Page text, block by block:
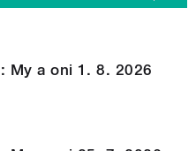
My a oni 1. 8. 2026